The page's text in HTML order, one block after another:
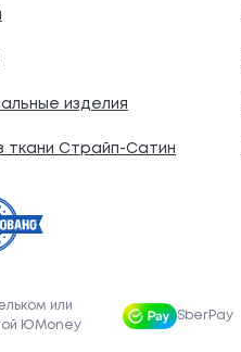
изделия
ткани Страйп-Сатин
или
ЮMoney
SberPay